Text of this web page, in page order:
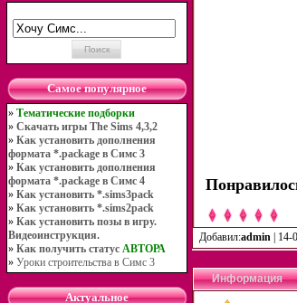
Самое популярное
» Тематические подборки
» Скачать игры The Sims 4,3,2
» Как установить дополнения
формата *.package в Симс 3
» Как установить дополнения
формата *.package в Симс 4
» Как установить *.sims3pack
» Как установить *.sims2pack
» Как установить позы в игру.
Видеоинструкция.
» Как получить статус АВТОРА
» Уроки строительства в Симс 3
Актуальное
Добавил:admin |
Информация